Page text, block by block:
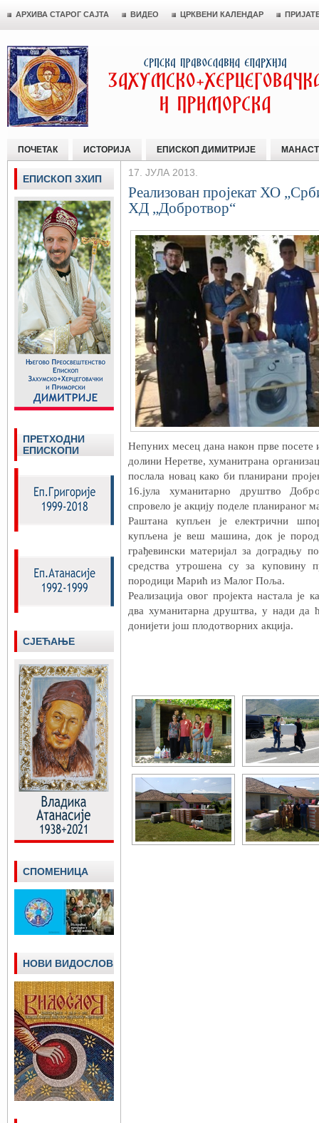
АРХИВА СТАРОГ САЈТА ВИДЕО ЦРКВЕНИ КАЛЕНДАР
ПОЧЕТАК ИСТОРИЈА ЕПИСКОП ДИМИТРИЈЕ
17. ЈУЛА 2013.
Реализован пројекат ХО
ХД „Добротвор“
Непуних месец дана након прве
долини Неретве, хуманитрана
послала новац како би планирани
16.јула хуманитарно друштво
спровело је акцију поделе планираног
Раштана купљен је електрични
купљена је веш машина, док је
грађевински материјал за доградњу
средства утрошена су за куповину
породици Марић из Малог Поља.
Реализација овог пројекта настала је
два хуманитарна друштва, у нади да
донијети још плодотворних акција.
ЕПИСКОП ЗХИП
ПРЕТХОДНИ
ЕПИСКОПИ
СЈЕЋАЊЕ
СПОМЕНИЦА
НОВИ ВИДОСЛОВ